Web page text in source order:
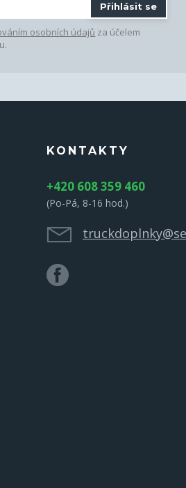
Přihlásit se
osobních údajů za účelem
KONTAKTY
+420 608 359 460
(Po-Pá, 8-16 hod.)